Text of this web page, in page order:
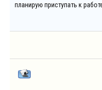
планирую приступать к